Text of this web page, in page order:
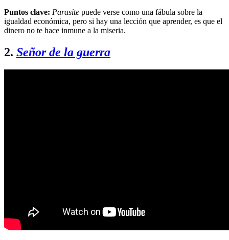
Puntos clave: Parasite puede verse como una fábula sobre la
igualdad económica, pero si hay una lección que aprender, es que el
dinero no te hace inmune a la miseria.
2. Señor de la guerra